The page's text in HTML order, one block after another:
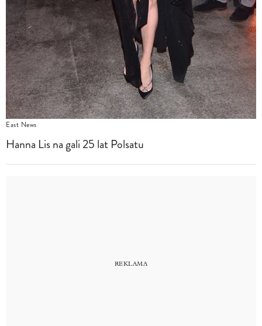
East News
Hanna Lis na gali 25 lat Polsatu